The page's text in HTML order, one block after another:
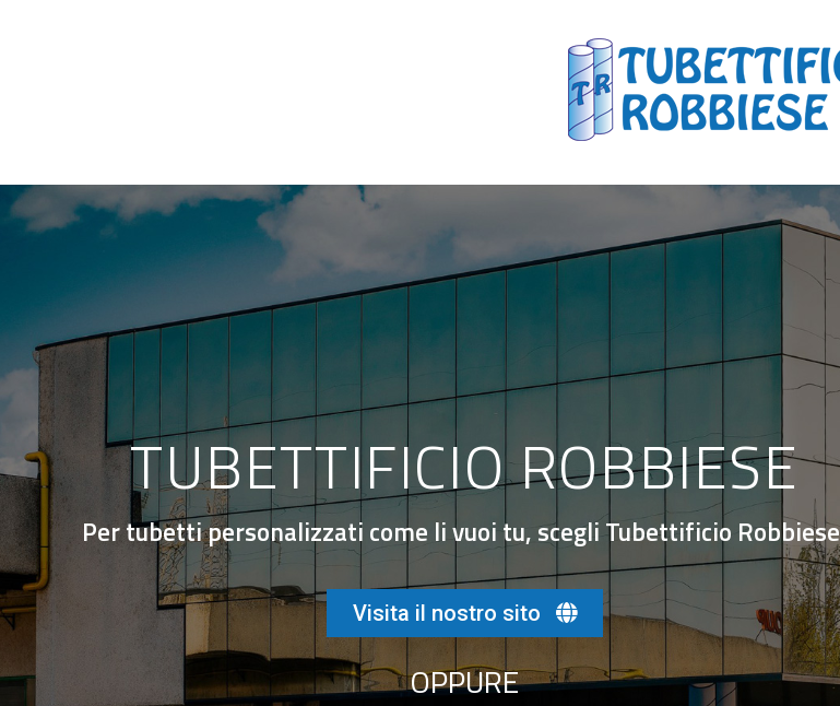
TUBETTIFICIO ROBBIESE
Pertubettipersonalizzati come livuoi tu, scegli Tubettificio Robbiese
Visita il nostro sito
OPPURE